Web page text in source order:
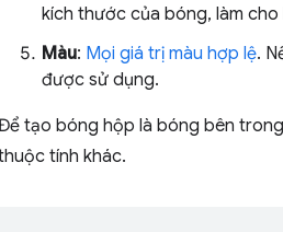
kích thước của bóng, làm
Màu: Mọi giá trị màu hợp lệ.
được sử dụng.
tạo bóng hộp là bóng bên
tính khác.